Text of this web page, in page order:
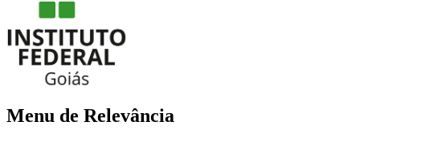
Menu de Relevância